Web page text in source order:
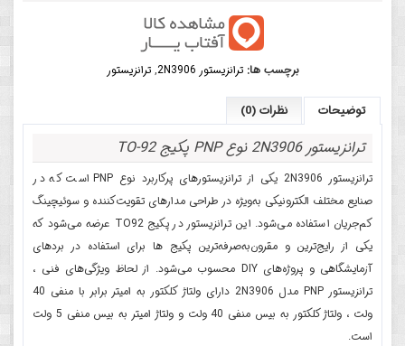
برچسب ها: ترانزیستور 2N3906 ,ترانزیستور
توضیحات نظرات (0)
ترانزیستور 2N3906 نوع PNP پکیج TO-92
ترانزیستور 2N3906 یکی از ترانزیستورهای پرکاربرد نوع PNP است که در
صنایع مختلف الکترونیکی به‌ویژه در طراحی مدارهای تقویت‌کننده و سوئیچینگ
کم‌جریان استفاده می‌شود. این ترانزیستور در پکیج TO92 عرضه می‌شود که
یکی از رایج‌ترین و مقرون‌به‌صرفه‌ترین پکیج ها برای استفاده در بردهای
آزمایشگاهی و پروژه‌های DIY محسوب می‌شود. از لحاظ ویژگی‌های فنی ،
ترانزیستور PNP مدل 2N3906 دارای ولتاژ کلکتور به امیتر برابر با منفی 40
ولت ، ولتاژ کلکتور به بیس منفی 40 ولت و ولتاژ امیتر به بیس منفی 5 ولت
است.